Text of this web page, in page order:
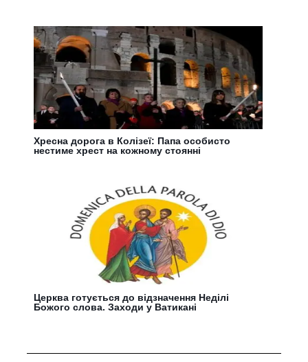
Хресна дорога в Колізеї: Папа особисто
нестиме хрест на кожному стоянні
Церква готується до відзначення Неділі
Божого слова. Заходи у Ватикані